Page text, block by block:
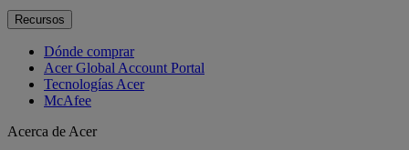
Recursos
Dónde comprar
Acer Global Account Portal
Tecnologías Acer
McAfee
Acerca de Acer